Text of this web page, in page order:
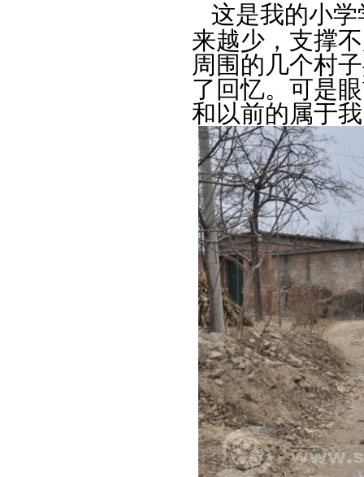
这是我的小
来越少，支撑
周围的几个村
了回忆。可是
和以前的属于